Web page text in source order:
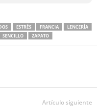
ESTRÉS FRANCIA
LENCERÍA
SENCILLO ZAPATO
Artículo siguiente